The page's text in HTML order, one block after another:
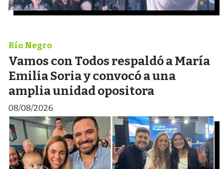
Vamos con Todos respaldó a María
Emilia Soria y convocó a una
amplia unidad opositora
Río Negro
08/08/2026